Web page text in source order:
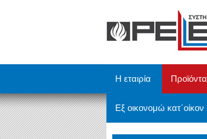
Η εταιρία Προϊόντα
Εξ οικονομώ κατ΄οίκον